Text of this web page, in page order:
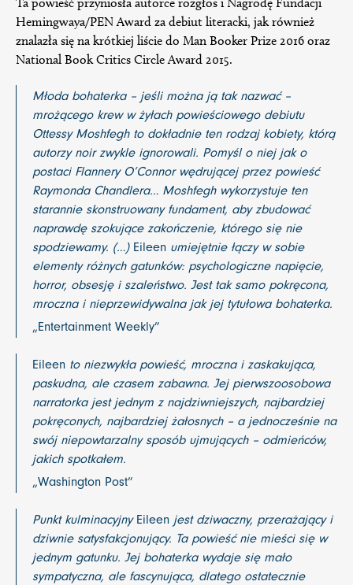
Ta powieść przyniosła autorce rozgłos i Nagrodę Fundacji
Hemingwaya/PEN Award za debiut literacki, jak również
znalazła się na krótkiej liście do Man Booker Prize 2016 oraz
National Book Critics Circle Award 2015.
Młoda bohaterka – jeśli można ją tak nazwać –
mrożącego krew w żyłach powieściowego debiutu
Ottessy Moshfegh to dokładnie ten rodzaj kobiety, którą
autorzy noir zwykle ignorowali. Pomyśl o niej jak o
postaci Flannery O’Connor wędrującej przez powieść
Raymonda Chandlera… Moshfegh wykorzystuje ten
starannie skonstruowany fundament, aby zbudować
naprawdę szokujące zakończenie, którego się nie
spodziewamy. (…) Eileen umiejętnie łączy w sobie
elementy różnych gatunków: psychologiczne napięcie,
horror, obsesję i szaleństwo. Jest tak samo pokręcona,
mroczna i nieprzewidywalna jak jej tytułowa bohaterka.
„Entertainment Weekly”
Eileen to niezwykła powieść, mroczna i zaskakująca,
paskudna, ale czasem zabawna. Jej pierwszoosobowa
narratorka jest jednym z najdziwniejszych, najbardziej
pokręconych, najbardziej żałosnych – a jednocześnie na
swój niepowtarzalny sposób ujmujących – odmieńców,
jakich spotkałem.
„Washington Post”
Punkt kulminacyjny Eileen jest dziwaczny, przerażający i
dziwnie satysfakcjonujący. Ta powieść nie mieści się w
jednym gatunku. Jej bohaterka wydaje się mało
sympatyczna, ale fascynująca, dlatego ostatecznie